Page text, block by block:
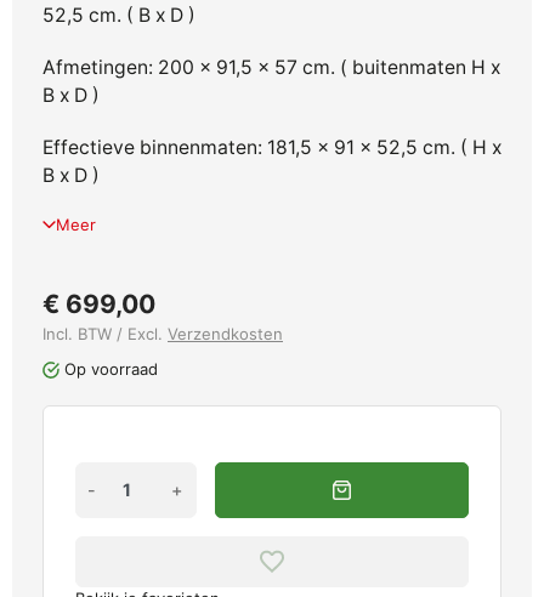
52,5 cm. ( B x D )
Afmetingen: 200 x 91,5 x 57 cm. ( buitenmaten H x
B x D )
Effectieve binnenmaten: 181,5 x 91 x 52,5 cm. ( H x
B x D )
Meer
€ 699,00
Incl. BTW / Excl. Verzendkosten
Op voorraad
- +